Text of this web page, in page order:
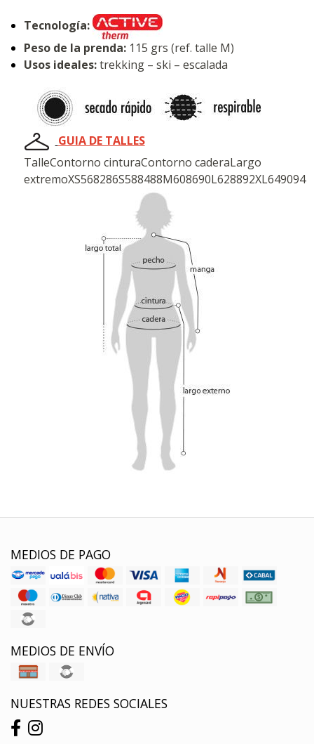
Tecnología:
Peso de la prenda: 115 grs (ref. talle M)
Usos ideales:trekking – ski – escalada
GUIA DE TALLES
TalleContorno cinturaContorno caderaLargo
extremoXS568286S588488M608690L628892XL649094
MEDIOS DE PAGO
MEDIOS DE ENVÍO
NUESTRAS REDES SOCIALES